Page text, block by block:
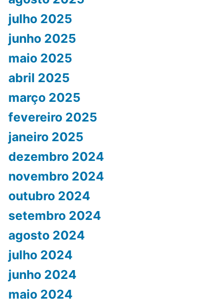
julho 2025
junho 2025
maio 2025
abril 2025
março 2025
fevereiro 2025
janeiro 2025
dezembro 2024
novembro 2024
outubro 2024
setembro 2024
agosto 2024
julho 2024
junho 2024
maio 2024